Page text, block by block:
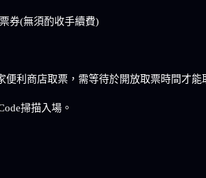
券(無須酌收手續費)
利商店取票，需等待於開放取票時間才
掃描入場。